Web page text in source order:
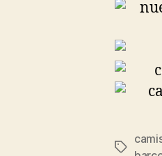
Etiquetas